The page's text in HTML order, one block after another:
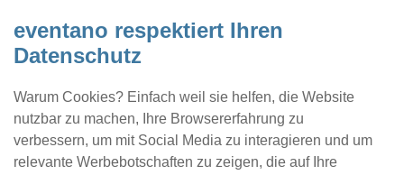
eventano respektiert Ihren
Datenschutz
Warum Cookies? Einfach weil sie helfen, die Website
nutzbar zu machen, Ihre Browsererfahrung zu
verbessern, um mit Social Media zu interagieren und um
relevante Werbebotschaften zu zeigen, die auf Ihre